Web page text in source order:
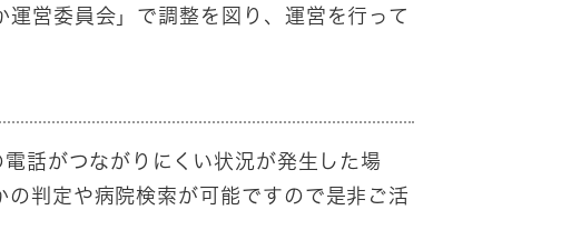
営委員会」で調整を図り、運営を行って
話がつながりにくい状況が発生した場
判定や病院検索が可能ですので是非ご活